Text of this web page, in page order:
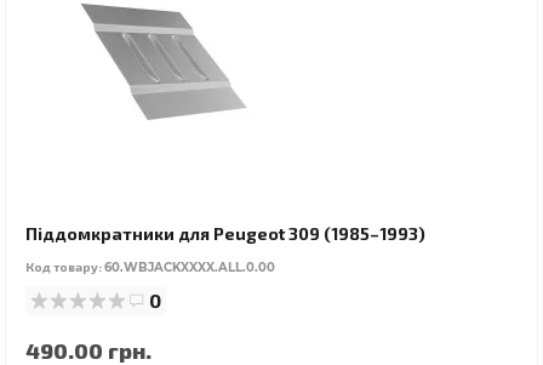
Піддомкратники для Peugeot 309 (1985–1993)
Код товару:60.WBJACKXXXX.ALL.0.00
0
490.00 грн.